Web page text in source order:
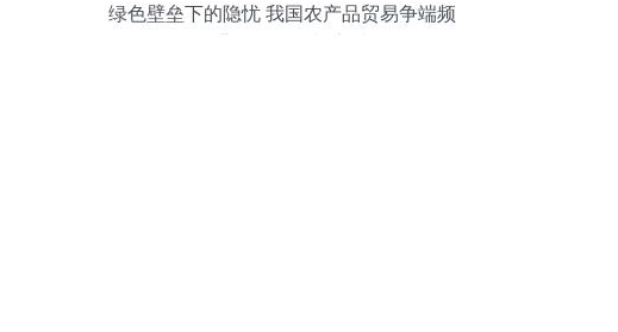
绿色壁垒下的隐忧 我国农产品贸易争端频